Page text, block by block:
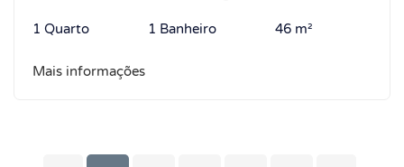
1 Quarto 1 Banheiro 46 m²
Mais informações